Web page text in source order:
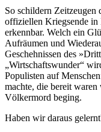
So schildern Zeitzeugen
offiziellen Kriegsende in
erkennbar. Welch ein
Aufräumen und
Geschehnissen des
Wirtschaftswunder
Populisten auf
machte, die bereit
Völkermord beging.
Haben wir daraus